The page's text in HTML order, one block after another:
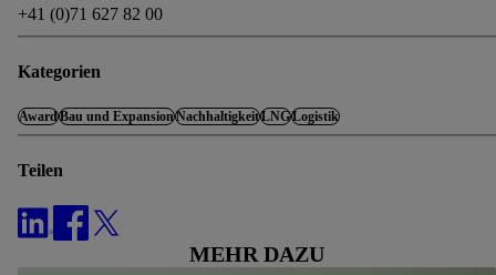
+41 (0)71 627 82 00
Kategorien
AwardBau und ExpansionNachhaltigkeitLNGLogistik
Teilen
MEHR DAZU